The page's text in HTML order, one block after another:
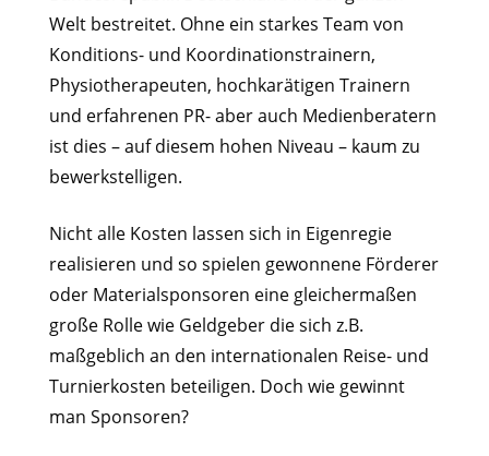
Welt bestreitet. Ohne ein starkes Team von
Konditions- und Koordinationstrainern,
Physiotherapeuten, hochkarätigen Trainern
und erfahrenen PR- aber auch Medienberatern
ist dies – auf diesem hohen Niveau – kaum zu
bewerkstelligen.
Nicht alle Kosten lassen sich in Eigenregie
realisieren und so spielen gewonnene Förderer
oder Materialsponsoren eine gleichermaßen
große Rolle wie Geldgeber die sich z.B.
maßgeblich an den internationalen Reise- und
Turnierkosten beteiligen. Doch wie gewinnt
man Sponsoren?